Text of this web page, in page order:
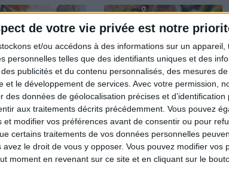
de votre vie privée est notre
et/ou accédons à des informations sur un appareil,
personnelles telles que des identifiants uniques et des
publicités et du contenu personnalisés, des mesures
et le développement de services. Avec votre permission,
des données de géolocalisation précises et
aux traitements décrits précédemment. Vous pouvez
et modifier vos préférences avant de consentir ou pour
certains traitements de vos données personnelles
le droit de vous y opposer. Vous pouvez modifier vos
moment en revenant sur ce site et en cliquant sur le
kg : ma méthode
Et après la perte de poids ?
Je fais comment ?